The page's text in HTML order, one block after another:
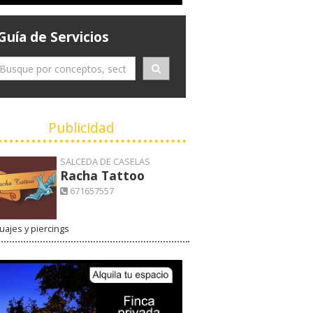
de Servicios
Publicidad
SALCEDA DE CASELAS
Racha Tattoo
671657557
y piercings